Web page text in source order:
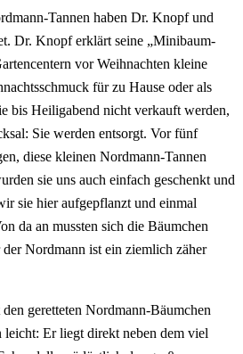
Tannen haben Dr. Knopf und
Dr. Knopf erklärt seine „Minibaum-
vor Weihnachten kleine
für zu Hause oder als
bis Heiligabend nicht verkauft werden,
Sie werden entsorgt. Vor fünf
diese kleinen Nordmann-Tannen
sie uns auch einfach geschenkt und
sie hier aufgepflanzt und einmal
da an mussten sich die Bäumchen
der Nordmann ist ein ziemlich zäher
geretteten Nordmann-Bäumchen
Er liegt direkt neben dem viel